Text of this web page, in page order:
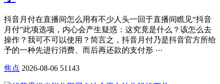
抖音月付在直播间怎么用有不少人头一回于直播间瞧见“抖音
月付”此项选项，内心会产生疑惑：这究竟是什么？该怎么去
操作？我可不可以使用？简言之，抖音月付乃是抖音官方所给
予的一种先进行消费、而后再还款的支付形 ···
焦点 2026-08-06 51143